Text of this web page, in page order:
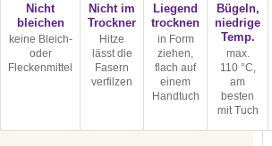
Nicht
bleichen
keine Bleich-
oder
Fleckenmittel
Nicht im
Trockner
Hitze
lässt die
Fasern
verfilzen
Liegend
trocknen
in Form
ziehen,
flach auf
einem
Handtuch
Bügeln,
niedrige
Temp.
max.
110 °C,
am
besten
mit Tuch